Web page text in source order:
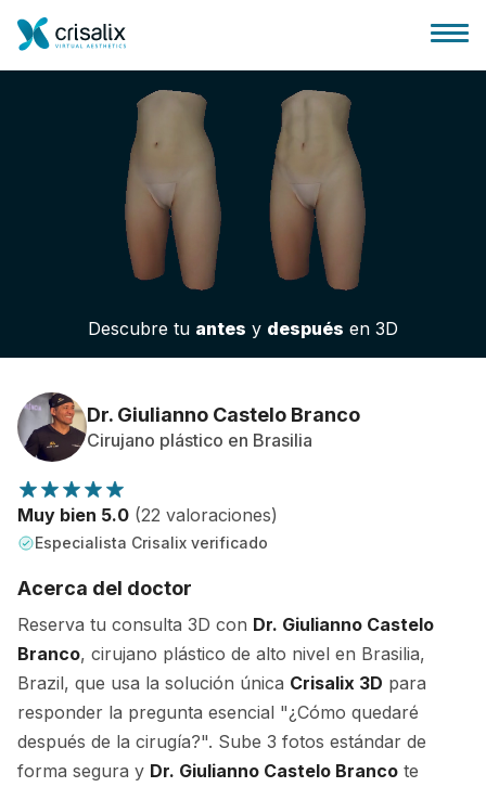
Página de inicio
Plataforma 3D de negocio
Planes y Precios
Reseñas de pacientes
Descubre tu antes y después en 3D
Dr. Giulianno Castelo Branco
Cirujano plástico en Brasilia
Muy bien 5.0 (22 valoraciones)
Especialista Crisalix verificado
Acerca del doctor
Reserva tu consulta 3D con Dr. Giulianno Castelo
Branco, cirujano plástico de alto nivel en Brasilia,
Brazil, que usa la solución única Crisalix 3D para
responder la pregunta esencial "¿Cómo quedaré
después de la cirugía?". Sube 3 fotos estándar de
forma segura y Dr. Giulianno Castelo Branco te